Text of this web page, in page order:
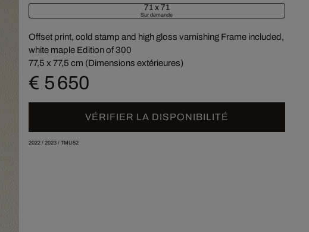
71 x 71
Sur demande
Offset print, cold stamp and high gloss varnishing Frame included,
white maple Edition of 300
77,5 x 77,5 cm (Dimensions extérieures)
€ 5 650
VÉRIFIER LA DISPONIBILITÉ
2022/ 2023/ TMU52